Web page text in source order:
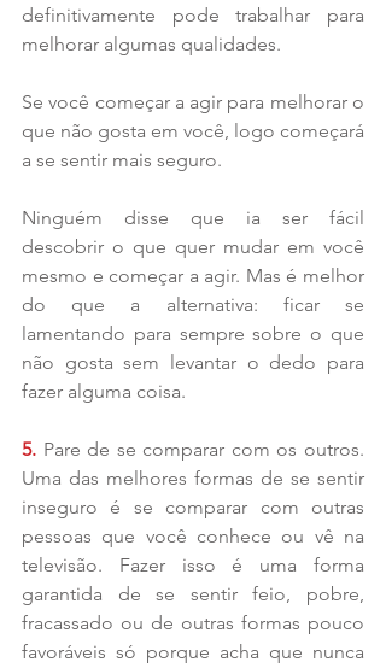
definitivamente pode trabalhar para
melhorar algumas qualidades.
Se você começar a agir para melhorar o
que não gosta em você, logo começará
a se sentir mais seguro.
Ninguém disse que ia ser fácil
descobrir o que quer mudar em você
mesmo e começar a agir. Mas é melhor
do que a alternativa: ficar se
lamentando para sempre sobre o que
não gosta sem levantar o dedo para
fazer alguma coisa.
5. Pare de se comparar com os outros.
Uma das melhores formas de se sentir
inseguro é se comparar com outras
pessoas que você conhece ou vê na
televisão. Fazer isso é uma forma
garantida de se sentir feio, pobre,
fracassado ou de outras formas pouco
favoráveis só porque acha que nunca